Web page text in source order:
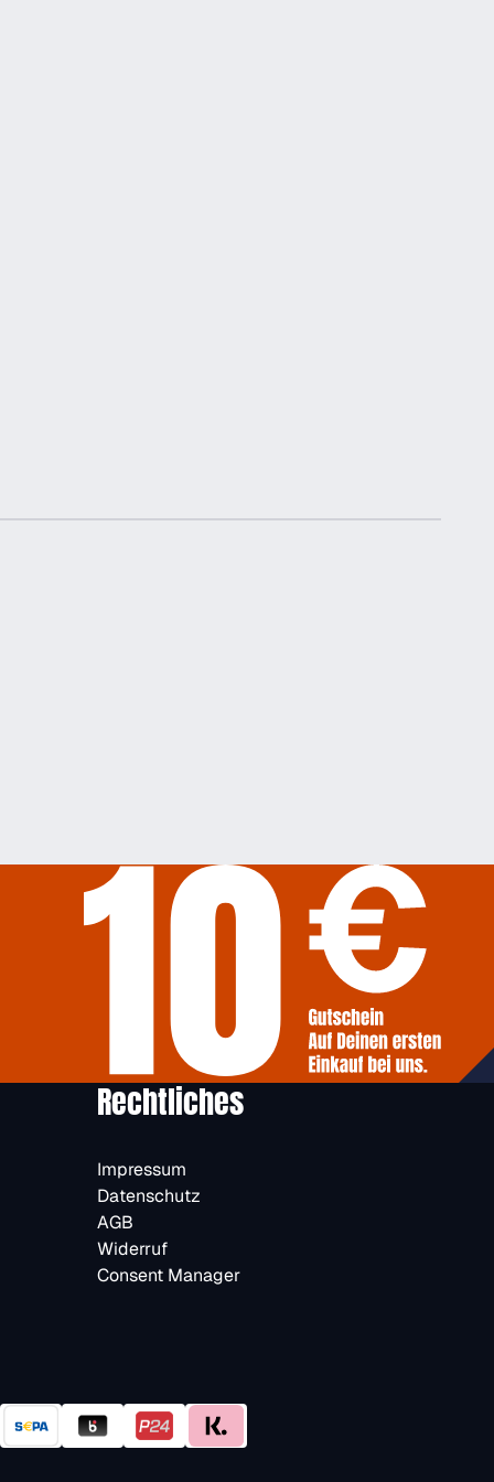
Rechtliches
Impressum
Datenschutz
AGB
Widerruf
Consent Manager